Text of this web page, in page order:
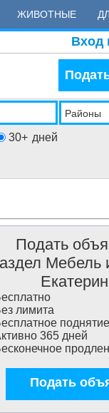
ЖИВОТНЫЕ
Вход
Районы
30+ дней
Подать
Мебель
лимита
поднятие
365 дней
Подать